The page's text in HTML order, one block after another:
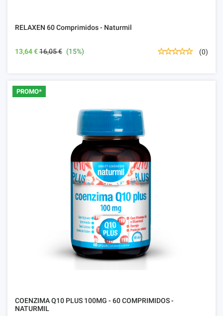
RELAXEN 60 Comprimidos - Naturmil
13,64 €16,05 € (15%) (0)
PROMO*
COENZIMA Q10 PLUS 100MG - 60 COMPRIMIDOS -
NATURMIL